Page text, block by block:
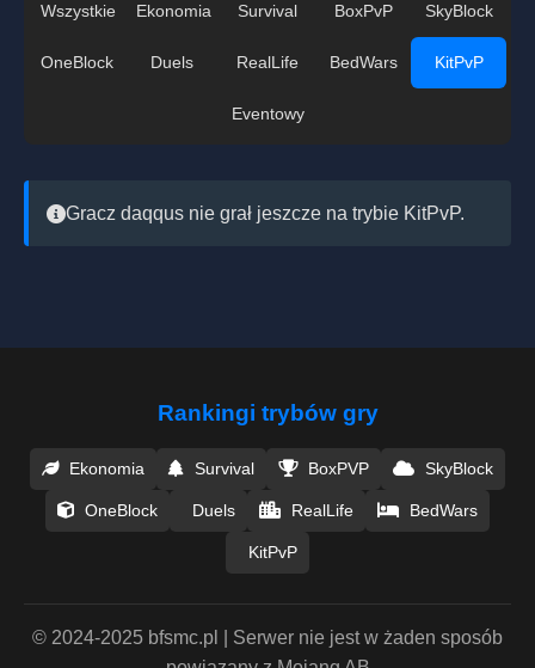
Wszystkie Ekonomia Survival BoxPvP SkyBlock
OneBlock Duels RealLife BedWars KitPvP
Eventowy
Gracz daqqus nie grał jeszcze na trybie KitPvP.
Rankingi trybów gry
Ekonomia Survival BoxPVP SkyBlock
OneBlock Duels RealLife BedWars
KitPvP
© 2024-2025 bfsmc.pl | Serwer nie jest w żaden sposób